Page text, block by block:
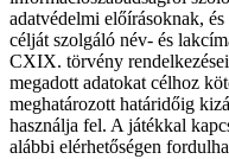
adatvédelmi előírásoknak,
célját szolgáló név- és
CXIX. törvény
megadott adatokat célhoz
meghatározott határidőig
használja fel. A játékkal
alábbi elérhetőségen